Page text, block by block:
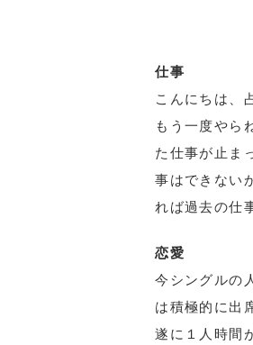
仕事
こんにちは、
もう一度やら
た仕事が止ま
事はできない
れば過去の仕
恋愛
今シングルの
は積極的に出
遂に１人時間